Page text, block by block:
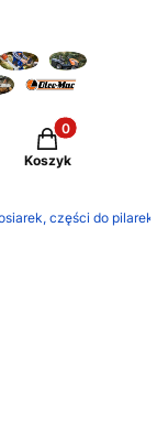
Produkty w
Koszyk
części do pilarek/